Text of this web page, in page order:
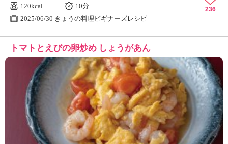
120kcal
10分
2025/06/30 きょうの料理ビギナーズレシピ
236
トマトとえびの卵炒め しょうがあん